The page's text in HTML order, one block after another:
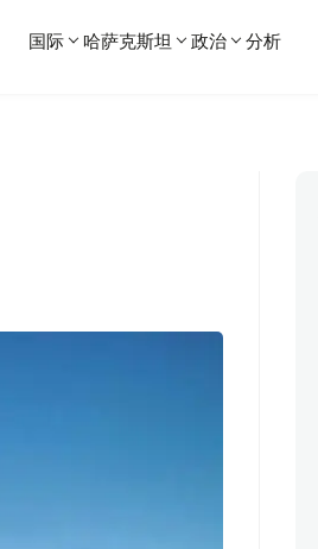
国际 哈萨克斯坦 政治 分析